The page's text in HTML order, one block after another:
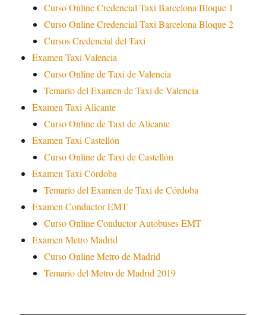
Curso Online Credencial Taxi Barcelona Bloque 1
Curso Online Credencial Taxi Barcelona Bloque 2
Cursos Credencial del Taxi
Examen Taxi Valencia
Curso Online de Taxi de Valencia
Temario del Examen de Taxi de Valencia
Examen Taxi Alicante
Curso Online de Taxi de Alicante
Examen Taxi Castellón
Curso Online de Taxi de Castellón
Examen Taxi Córdoba
Temario del Examen de Taxi de Córdoba
Examen Conductor EMT
Curso Online Conductor Autobuses EMT
Examen Metro Madrid
Curso Online Metro de Madrid
Temario del Metro de Madrid 2019